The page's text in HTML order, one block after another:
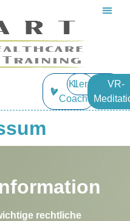
KI
Coach
LernreiseVR-
rechtliche